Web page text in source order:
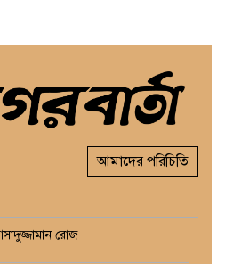
আমাদের পরিচিতি
রোজ